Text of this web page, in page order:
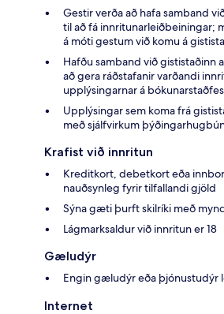
Gestir verða að hafa samband
til að fá innritunarleiðbeiningar;
á móti gestum við komu á
Hafðu samband við gististaðinn
að gera ráðstafanir varðandi
upplýsingarnar á
Upplýsingar sem koma frá
með sjálfvirkum
Krafist við innritun
Kreditkort, debetkort eða
nauðsynleg fyrir tilfallandi gjöld
Sýna gæti þurft skilríki með
Lágmarksaldur við innritun er 18
Gæludýr
Engin gæludýr eða þjónustudýr
Internet